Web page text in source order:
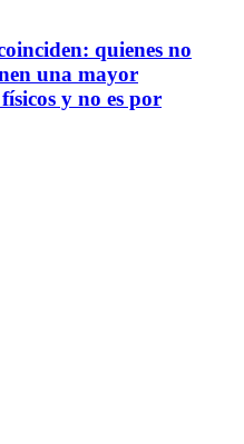
quienes no
una mayor
y no es por